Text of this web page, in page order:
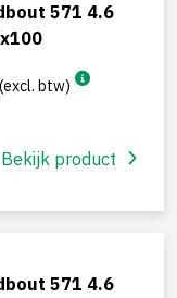
571 4.6
(excl. btw)
Bekijk product
571 4.6